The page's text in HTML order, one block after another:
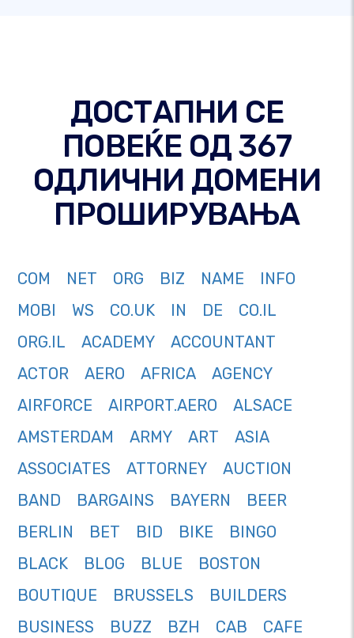
ДОСТАПНИ СЕ
ПОВЕЌЕ ОД 367
ОДЛИЧНИ ДОМЕНИ
ПРОШИРУВАЊА
COM NET ORG BIZ NAME
INFO
MOBI
WS CO.UK IN DE
CO.IL
ORG.IL
ACADEMY
ACCOUNTANT
ACTOR
AERO AFRICA
AGENCY
AIRFORCE
AIRPORT.AERO
ALSACE
AMSTERDAM
ARMY ART
ASIA
ASSOCIATES
ATTORNEY
AUCTION
BAND
BARGAINS BAYERN
BEER
BERLIN
BET BID BIKE
BINGO
BLACK
BLOG BLUE
BOSTON
BOUTIQUE
BRUSSELS
BUILDERS
BUSINESS
BUZZ BZH CAB
CAFE